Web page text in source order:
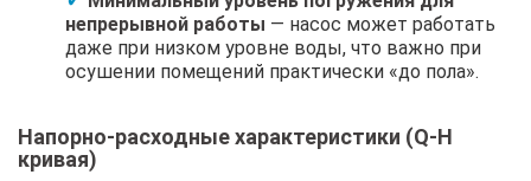
непрерывной работы — насос может работать
даже при низком уровне воды, что важно при
осушении помещений практически «до пола».
Напорно-расходные характеристики (Q-H
кривая)